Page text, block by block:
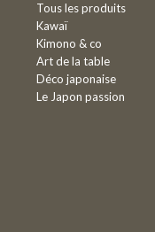
Tous les produits
Kawaï
Kimono & co
Art de la table
Déco japonaise
Le Japon passion